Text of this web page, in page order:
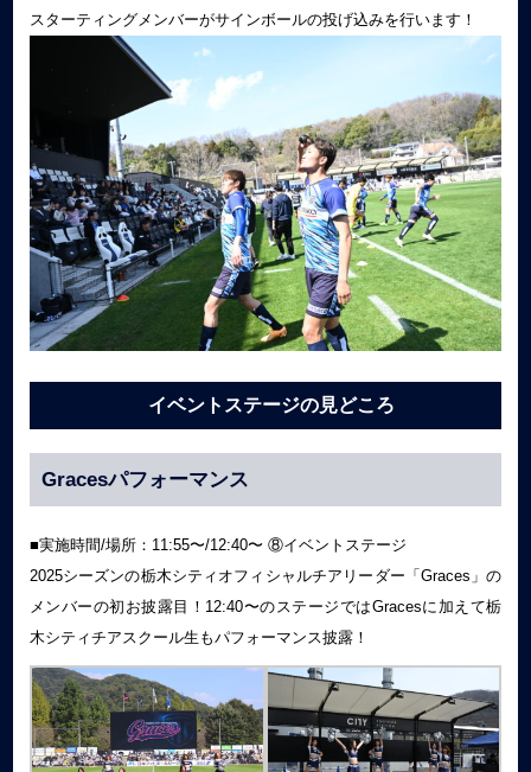
スターティングメンバーがサインボールの投げ込みを行います！
イベントステージの見どころ
Gracesパフォーマンス
■実施時間/場所：11:55〜/12:40〜 ⑧イベントステージ
2025シーズンの栃木シティオフィシャルチアリーダー「Graces」の
メンバーの初お披露目！12:40〜のステージではGracesに加えて栃
木シティチアスクール生もパフォーマンス披露！